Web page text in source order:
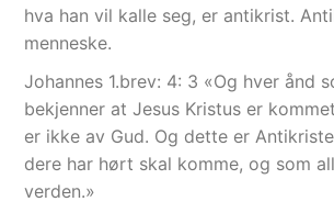
hva han vil kalle seg, er antikrist.
menneske.
Johannes 1.brev: 4: 3 «Og hver ånd
bekjenner at Jesus Kristus er
er ikke av Gud. Og dette er
dere har hørt skal komme, og som
verden.»